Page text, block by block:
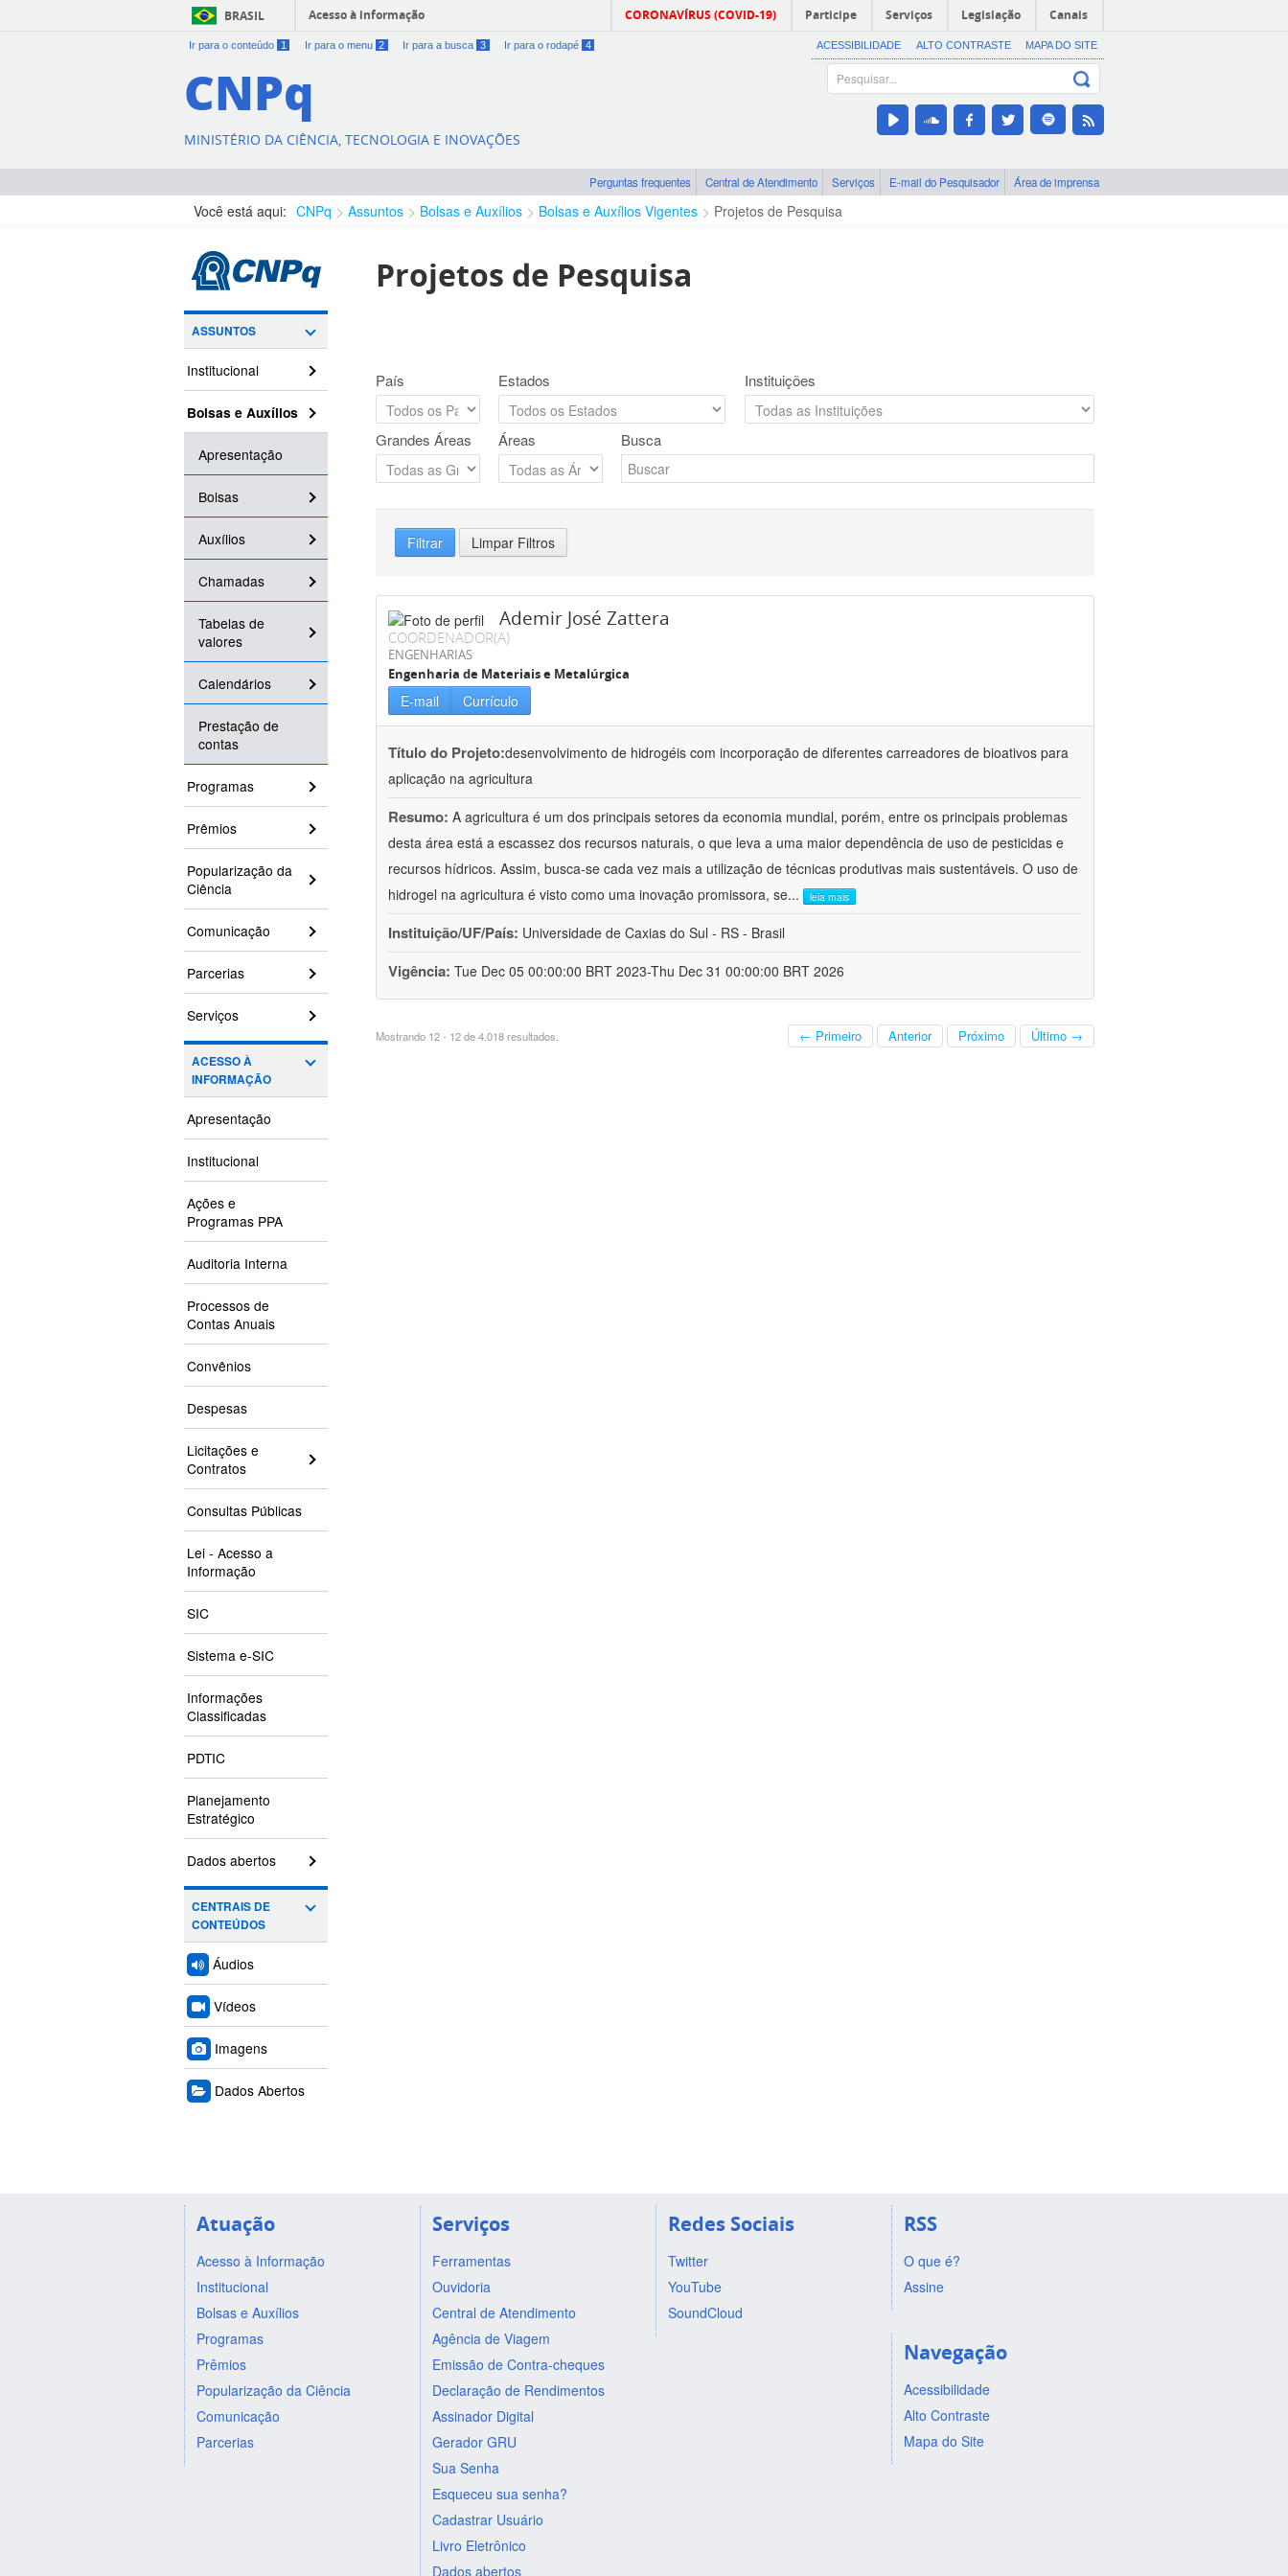
BRASIL Acesso à informação CORONAVÍRUS (COVID-19) Participe Serviços Legislação Canais
Ir para o conteúdo 1 Ir para o menu 2 Ir para a busca 3 Ir para o rodapé 4 ACESSIBILIDADE ALTO CONTRASTE MAPA DO SITE
CNPq
MINISTÉRIO DA CIÊNCIA, TECNOLOGIA E INOVAÇÕES
Perguntas frequentes Central de Atendimento Serviços E-mail do Pesquisador Área de imprensa
Você está aqui: CNPq Assuntos Bolsas e Auxílios Bolsas e Auxílios Vigentes Projetos de Pesquisa
ASSUNTOS
Institucional
Bolsas e Auxílios
Apresentação
Bolsas
Auxílios
Chamadas
Tabelas de
valores
Calendários
Prestação de
contas
Programas
Prêmios
Popularização da
Ciência
Comunicação
Parcerias
Serviços
ACESSO À
INFORMAÇÃO
Apresentação
Institucional
Ações e
Programas PPA
Auditoria Interna
Processos de
Contas Anuais
Convênios
Despesas
Licitações e
Contratos
Consultas Públicas
Lei - Acesso a
Informação
SIC
Sistema e-SIC
Informações
Classificadas
PDTIC
Planejamento
Estratégico
Dados abertos
CENTRAIS DE
CONTEÚDOS
Áudios
Vídeos
Imagens
Dados Abertos
Projetos de Pesquisa
País Estados Instituições
Grandes Áreas Áreas Busca
Filtrar Limpar Filtros
Ademir José Zattera
COORDENADOR(A)
ENGENHARIAS
Engenharia de Materiais e Metalúrgica
E-mail Currículo
Título do Projeto:desenvolvimento de hidrogéis com incorporação de diferentes carreadores de bioativos para
aplicação na agricultura
Resumo: A agricultura é um dos principais setores da economia mundial, porém, entre os principais problemas
desta área está a escassez dos recursos naturais, o que leva a uma maior dependência de uso de pesticidas e
recursos hídricos. Assim, busca-se cada vez mais a utilização de técnicas produtivas mais sustentáveis. O uso de
hidrogel na agricultura é visto como uma inovação promissora, se... leia mais
Instituição/UF/País: Universidade de Caxias do Sul - RS - Brasil
Vigência: Tue Dec 05 00:00:00 BRT 2023-Thu Dec 31 00:00:00 BRT 2026
Mostrando 12 - 12 de 4.018 resultados. ← Primeiro Anterior Próximo Último →
Atuação
Acesso à Informação
Institucional
Bolsas e Auxílios
Programas
Prêmios
Popularização da Ciência
Comunicação
Parcerias
Serviços
Ferramentas
Ouvidoria
Central de Atendimento
Agência de Viagem
Emissão de Contra-cheques
Declaração de Rendimentos
Assinador Digital
Gerador GRU
Sua Senha
Esqueceu sua senha?
Cadastrar Usuário
Livro Eletrônico
Dados abertos
Redes Sociais
Twitter
YouTube
SoundCloud
RSS
O que é?
Assine
Navegação
Acessibilidade
Alto Contraste
Mapa do Site